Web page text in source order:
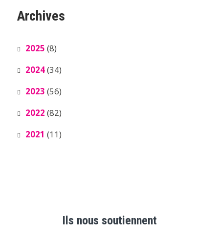
Archives
2025 (8)
2024(34)
2023 (56)
2022 (82)
2021 (11)
Ils nous soutiennent